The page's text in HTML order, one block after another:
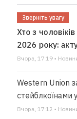
Зверніть увагу
Хто з
2026 року:
Вчора, 17:19 •
Western Union
стейблкоїнами
Вчора, 17:12 •